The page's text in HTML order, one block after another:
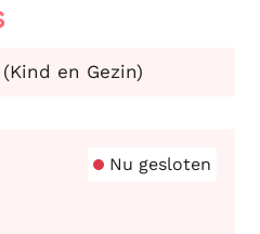
en Gezin)
Nu gesloten